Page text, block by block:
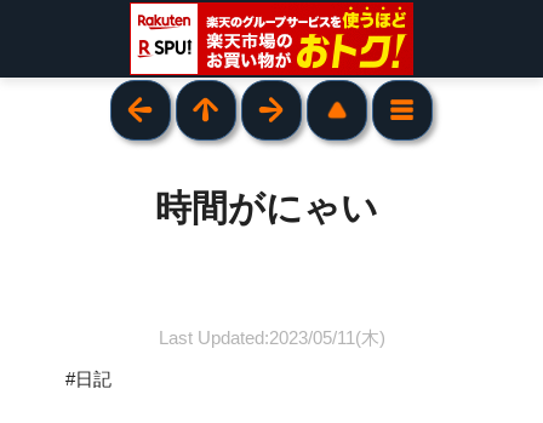
時間がにゃい
Last Updated:2023/05/11(木)
#日記